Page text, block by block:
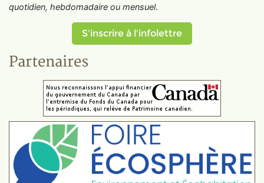
quotidien, hebdomadaire ou mensuel.
S'inscrire à l'infolettre
Partenaires